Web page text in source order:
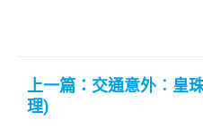
上一篇：交通意外︰皇
理)